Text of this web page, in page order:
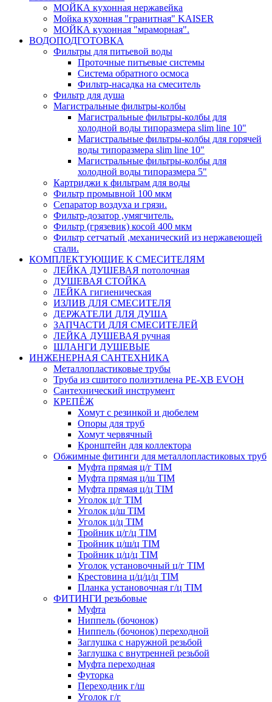
МОЙКА кухонная нержавейка
Мойка кухонная "гранитная" KAISER
МОЙКА кухонная "мраморная".
ВОДОПОДГОТОВКА
Фильтры для питьевой воды
Проточные питьевые системы
Система обратного осмоса
Фильтр-насадка на смеситель
Фильтр для душа
Магистральные фильтры-колбы
Магистральные фильтры-колбы для
холодной воды типоразмера slim line 10"
Магистральные фильтры-колбы для горячей
воды типоразмера slim line 10"
Магистральные фильтры-колбы для
холодной воды типоразмера 5"
Картриджи к фильтрам для воды
Фильтр промывной 100 мкм
Сепаратор воздуха и грязи.
Фильтр-дозатор ,умягчитель.
Фильтр (грязевик) косой 400 мкм
Фильтр сетчатый ,механический из нержавеющей
стали.
КОМПЛЕКТУЮЩИЕ К СМЕСИТЕЛЯМ
ЛЕЙКА ДУШЕВАЯ потолочная
ДУШЕВАЯ СТОЙКА
ЛЕЙКА гигиеническая
ИЗЛИВ ДЛЯ СМЕСИТЕЛЯ
ДЕРЖАТЕЛИ ДЛЯ ДУША
ЗАПЧАСТИ ДЛЯ СМЕСИТЕЛЕЙ
ЛЕЙКА ДУШЕВАЯ ручная
ШЛАНГИ ДУШЕВЫЕ
ИНЖЕНЕРНАЯ САНТЕХНИКА
Металлопластиковые трубы
Труба из сшитого полиэтилена PE-XB EVOH
Сантехнический инструмент
КРЕПЁЖ
Хомут с резинкой и дюбелем
Опоры для труб
Хомут червячный
Кронштейн для коллектора
Обжимные фитинги для металлопластиковых труб
Муфта прямая ц/г TIM
Муфта прямая ц/ш TIM
Муфта прямая ц/ц TIM
Уголок ц/г TIM
Уголок ц/ш TIM
Уголок ц/ц TIM
Тройник ц/г/ц TIM
Тройник ц/ш/ц TIM
Тройник ц/ц/ц TIM
Уголок установочный ц/г TIM
Крестовина ц/ц/ц/ц TIM
Планка установочная г/ц TIM
ФИТИНГИ резьбовые
Муфта
Ниппель (бочонок)
Ниппель (бочонок) переходной
Заглушка с наружной резьбой
Заглушка с внутренней резьбой
Муфта переходная
Футорка
Переходник г/ш
Уголок г/г